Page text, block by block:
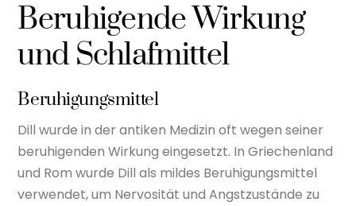
Beruhigende Wirkung
und Schlafmittel
Beruhigungsmittel
Dill wurde in der antiken Medizin oft wegen seiner
beruhigenden Wirkung eingesetzt. In Griechenland
und Rom wurde Dill als mildes Beruhigungsmittel
verwendet, um Nervosität und Angstzustände zu